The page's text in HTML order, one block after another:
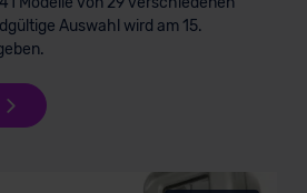
Auswahl wird am 15.